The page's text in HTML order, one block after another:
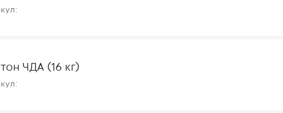
ЧДА (16 кг)